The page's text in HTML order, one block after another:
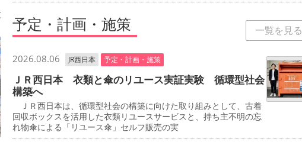
予定・計画・施策 一覧を見る
2026.08.06 JR西日本 予定・計画・施策
ＪＲ西日本 衣類と傘のリユース実証実験 循環型社会
構築へ
ＪＲ西日本は、循環型社会の構築に向けた取り組みとして、古着
回収ボックスを活用した衣類リユースサービスと、持ち主不明の忘
れ物傘による「リユース傘」セルフ販売の実